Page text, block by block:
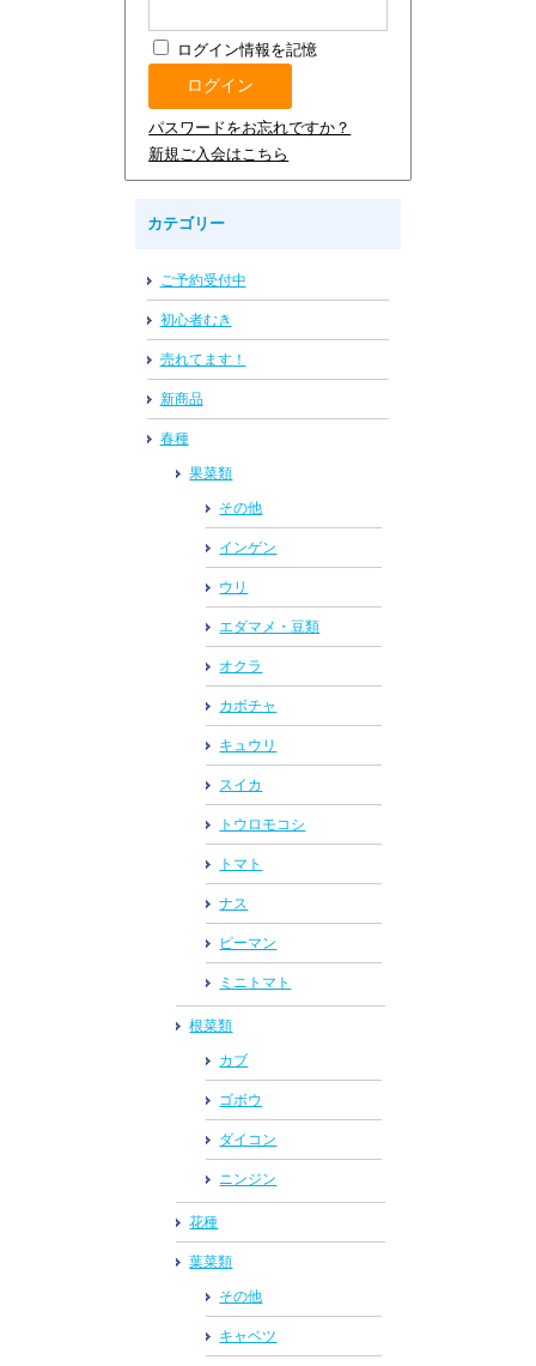
ログイン情報を記憶
パスワードをお忘れですか？
新規ご入会はこちら
カテゴリー
ご予約受付中
初心者むき
売れてます！
新商品
春種
果菜類
その他
インゲン
ウリ
エダマメ・豆類
オクラ
カボチャ
キュウリ
スイカ
トウロモコシ
トマト
ナス
ピーマン
ミニトマト
根菜類
カブ
ゴボウ
ダイコン
ニンジン
花種
葉菜類
その他
キャベツ